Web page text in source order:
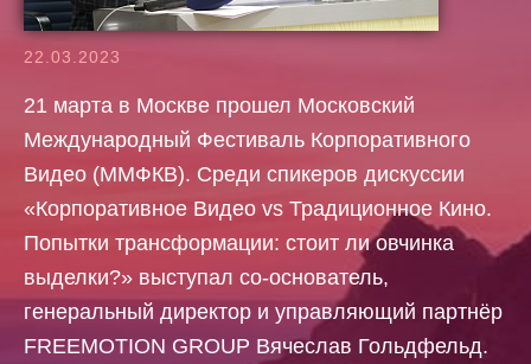
22.03.2023
21 марта в Москве прошел Московский
Международный Фестиваль Корпоративного
Видео (ММФКВ). Среди спикеров дискуссии
«Корпоративное Видео vs Традиционное Кино.
Попытки трансформации: стоит ли овчинка
выделки?» выступал со-основатель,
генеральный директор и управляющий партнёр
FREEMOTION GROUP Вячеслав Гольдфельд.